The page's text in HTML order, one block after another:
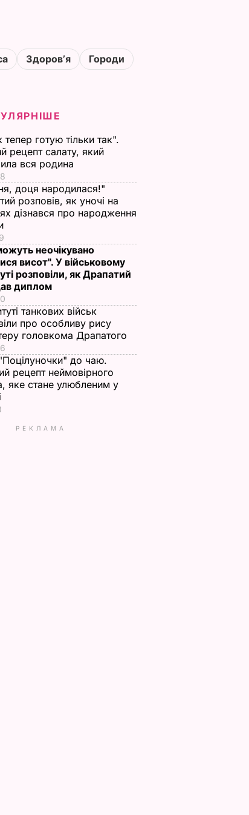
Здоровʼя Городи
тепер готую тільки так".
рецепт салату, який
вся родина
доця народилася!"
розповів, як уночі на
дізнався про народження
неочікувано
висот". У військовому
розповіли, як Драпатий
диплом
танкових військ
про особливу рису
головкома Драпатого
до чаю.
рецепт неймовірного
яке стане улюбленим у
РЕКЛАМА